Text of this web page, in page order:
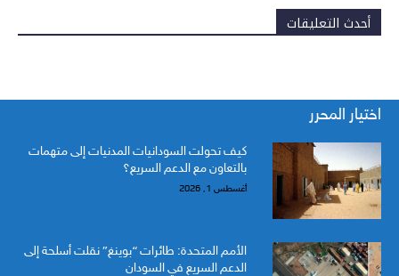
أحدث التعليقات
اختيار المحرر
كيف تحولت السودانيات المدنيات إلى متهمات
بالتعاون مع الدعم السريع؟
أغسطس 1, 2026
الأمم المتحدة: طائرات “بوينغ” نقلت أسلحة إلى
الدعم السريع في السودان